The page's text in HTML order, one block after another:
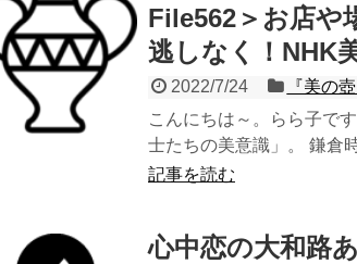
File562＞お店や
逃しなく！NHK
2022/7/24
『美の壺
こんにちは～。らら子で
士たちの美意識」。 鎌倉
記事を読む
心中恋の大和路